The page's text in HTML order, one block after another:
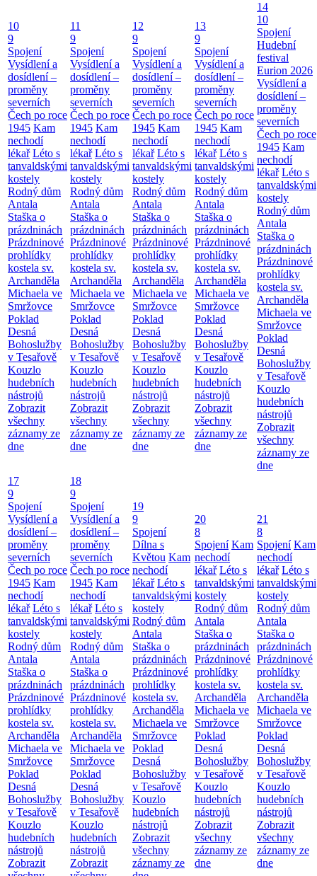
10
9
Spojení
Vysídlení a
dosídlení –
proměny
severních
Čech po roce
1945 Kam
nechodí
lékař Léto s
tanvaldskými
kostely
Rodný dům
Antala
Staška o
prázdninách
Prázdninové
prohlídky
kostela sv.
Archanděla
Michaela ve
Smržovce
Poklad
Desná
Bohoslužby
v Tesařově
Kouzlo
hudebních
nástrojů
Zobrazit
všechny
záznamy ze
dne
11
9
Spojení
Vysídlení a
dosídlení –
proměny
severních
Čech po roce
1945 Kam
nechodí
lékař Léto s
tanvaldskými
kostely
Rodný dům
Antala
Staška o
prázdninách
Prázdninové
prohlídky
kostela sv.
Archanděla
Michaela ve
Smržovce
Poklad
Desná
Bohoslužby
v Tesařově
Kouzlo
hudebních
nástrojů
Zobrazit
všechny
záznamy ze
dne
12
9
Spojení
Vysídlení a
dosídlení –
proměny
severních
Čech po roce
1945 Kam
nechodí
lékař Léto s
tanvaldskými
kostely
Rodný dům
Antala
Staška o
prázdninách
Prázdninové
prohlídky
kostela sv.
Archanděla
Michaela ve
Smržovce
Poklad
Desná
Bohoslužby
v Tesařově
Kouzlo
hudebních
nástrojů
Zobrazit
všechny
záznamy ze
dne
13
9
Spojení
Vysídlení a
dosídlení –
proměny
severních
Čech po roce
1945 Kam
nechodí
lékař Léto s
tanvaldskými
kostely
Rodný dům
Antala
Staška o
prázdninách
Prázdninové
prohlídky
kostela sv.
Archanděla
Michaela ve
Smržovce
Poklad
Desná
Bohoslužby
v Tesařově
Kouzlo
hudebních
nástrojů
Zobrazit
všechny
záznamy ze
dne
14
10
Spojení
Hudební
festival
Eurion 2026
Vysídlení a
dosídlení –
proměny
severních
Čech po roce
1945 Kam
nechodí
lékař Léto s
tanvaldskými
kostely
Rodný dům
Antala
Staška o
prázdninách
Prázdninové
prohlídky
kostela sv.
Archanděla
Michaela ve
Smržovce
Poklad
Desná
Bohoslužby
v Tesařově
Kouzlo
hudebních
nástrojů
Zobrazit
všechny
záznamy ze
dne
17
9
Spojení
Vysídlení a
dosídlení –
proměny
severních
Čech po roce
1945 Kam
nechodí
lékař Léto s
tanvaldskými
kostely
Rodný dům
Antala
Staška o
prázdninách
Prázdninové
prohlídky
kostela sv.
Archanděla
Michaela ve
Smržovce
Poklad
Desná
Bohoslužby
v Tesařově
Kouzlo
hudebních
nástrojů
Zobrazit
18
9
Spojení
Vysídlení a
dosídlení –
proměny
severních
Čech po roce
1945 Kam
nechodí
lékař Léto s
tanvaldskými
kostely
Rodný dům
Antala
Staška o
prázdninách
Prázdninové
prohlídky
kostela sv.
Archanděla
Michaela ve
Smržovce
Poklad
Desná
Bohoslužby
v Tesařově
Kouzlo
hudebních
nástrojů
Zobrazit
19
9
Spojení
Dílna s
Květou Kam
nechodí
lékař Léto s
tanvaldskými
kostely
Rodný dům
Antala
Staška o
prázdninách
Prázdninové
prohlídky
kostela sv.
Archanděla
Michaela ve
Smržovce
Poklad
Desná
Bohoslužby
v Tesařově
Kouzlo
hudebních
nástrojů
Zobrazit
všechny
záznamy ze
20
8
Spojení Kam
nechodí
lékař Léto s
tanvaldskými
kostely
Rodný dům
Antala
Staška o
prázdninách
Prázdninové
prohlídky
kostela sv.
Archanděla
Michaela ve
Smržovce
Poklad
Desná
Bohoslužby
v Tesařově
Kouzlo
hudebních
nástrojů
Zobrazit
všechny
záznamy ze
dne
21
8
Spojení Kam
nechodí
lékař Léto s
tanvaldskými
kostely
Rodný dům
Antala
Staška o
prázdninách
Prázdninové
prohlídky
kostela sv.
Archanděla
Michaela ve
Smržovce
Poklad
Desná
Bohoslužby
v Tesařově
Kouzlo
hudebních
nástrojů
Zobrazit
všechny
záznamy ze
dne